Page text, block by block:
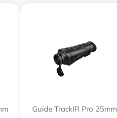
Guide TrackIR Pro 25mm